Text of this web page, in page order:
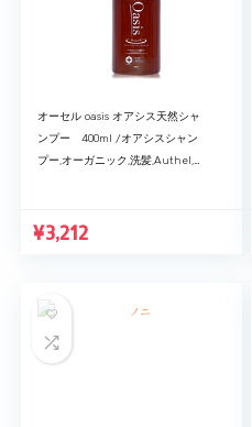
オーセル oasis オアシス天然シャ
ンプー 400ml /オアシスシャン
プー,オーガニック,洗髪,Authel,ヘ
¥3,212